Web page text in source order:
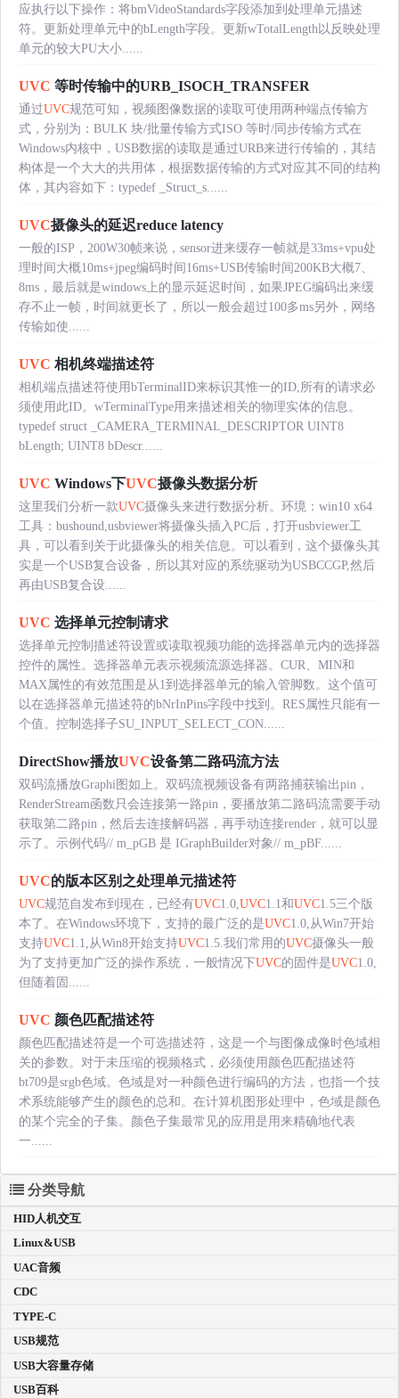
应执行以下操作：将bmVideoStandards字段添加到处理单元描述
符。更新处理单元中的bLength字段。更新wTotalLength以反映处理
单元的较大PU大小......
UVC 等时传输中的URB_ISOCH_TRANSFER
通过UVC规范可知，视频图像数据的读取可使用两种端点传输方
式，分别为：BULK 块/批量传输方式ISO 等时/同步传输方式在
Windows内核中，USB数据的读取是通过URB来进行传输的，其结
构体是一个大大的共用体，根据数据传输的方式对应其不同的结构
体，其内容如下：typedef _Struct_s......
UVC摄像头的延迟reduce latency
一般的ISP，200W30帧来说，sensor进来缓存一帧就是33ms+vpu处
理时间大概10ms+jpeg编码时间16ms+USB传输时间200KB大概7、
8ms，最后就是windows上的显示延迟时间，如果JPEG编码出来缓
存不止一帧，时间就更长了，所以一般会超过100多ms另外，网络
传输如使......
UVC 相机终端描述符
相机端点描述符使用bTerminalID来标识其惟一的ID,所有的请求必
须使用此ID。wTerminalType用来描述相关的物理实体的信息。
typedef struct _CAMERA_TERMINAL_DESCRIPTOR UINT8
bLength; UINT8 bDescr......
UVC Windows下UVC摄像头数据分析
这里我们分析一款UVC摄像头来进行数据分析。环境：win10 x64
工具：bushound,usbviewer将摄像头插入PC后，打开usbviewer工
具，可以看到关于此摄像头的相关信息。可以看到，这个摄像头其
实是一个USB复合设备，所以其对应的系统驱动为USBCCGP,然后
再由USB复合设......
UVC 选择单元控制请求
选择单元控制描述符设置或读取视频功能的选择器单元内的选择器
控件的属性。选择器单元表示视频流源选择器。CUR、MIN和
MAX属性的有效范围是从1到选择器单元的输入管脚数。这个值可
以在选择器单元描述符的bNrInPins字段中找到。RES属性只能有一
个值。控制选择子SU_INPUT_SELECT_CON......
DirectShow播放UVC设备第二路码流方法
双码流播放Graphi图如上。双码流视频设备有两路捕获输出pin，
RenderStream函数只会连接第一路pin，要播放第二路码流需要手动
获取第二路pin，然后去连接解码器，再手动连接render，就可以显
示了。示例代码// m_pGB 是 IGraphBuilder对象// m_pBF......
UVC的版本区别之处理单元描述符
UVC规范自发布到现在，已经有UVC1.0, UVC1.1和UVC1.5三个版
本了。在Windows环境下，支持的最广泛的是UVC1.0,从Win7开始
支持UVC1.1,从Win8开始支持UVC1.5.我们常用的UVC摄像头一般
为了支持更加广泛的操作系统，一般情况下UVC的固件是UVC1.0,
但随着固......
UVC 颜色匹配描述符
颜色匹配描述符是一个可选描述符，这是一个与图像成像时色域相
关的参数。对于未压缩的视频格式，必须使用颜色匹配描述符
bt709是srgb色域。色域是对一种颜色进行编码的方法，也指一个技
术系统能够产生的颜色的总和。在计算机图形处理中，色域是颜色
的某个完全的子集。颜色子集最常见的应用是用来精确地代表
一......
分类导航
HID人机交互
Linux&USB
UAC音频
CDC
TYPE-C
USB规范
USB大容量存储
USB百科